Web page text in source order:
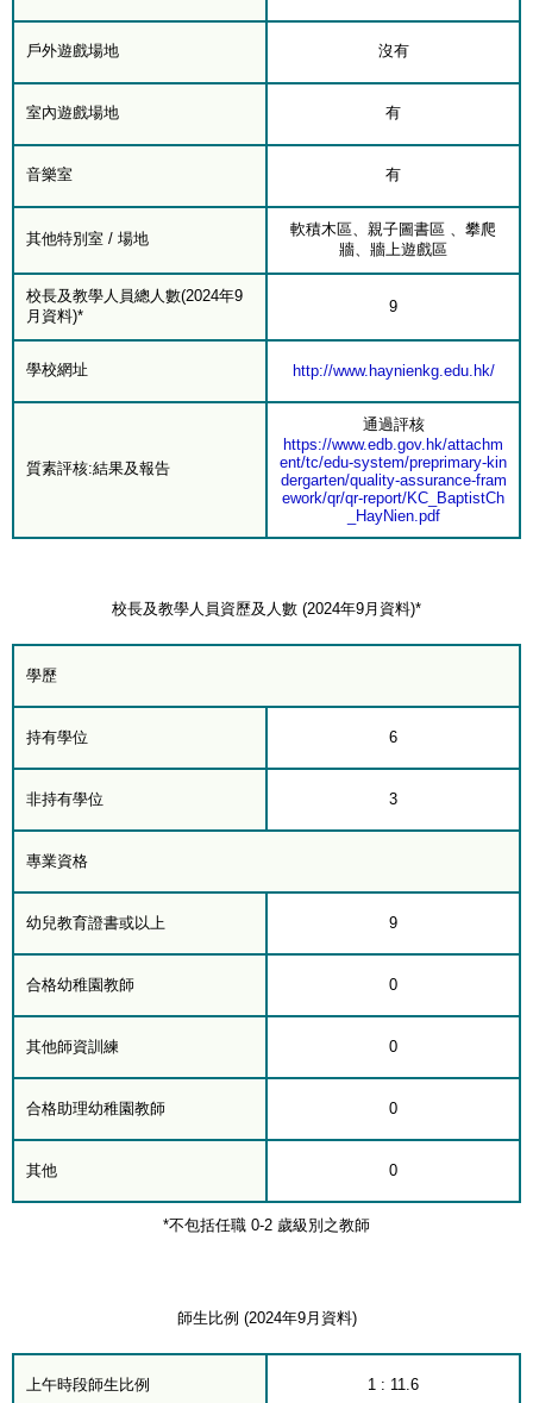
戶外遊戲場地 沒有
室內遊戲場地 有
音樂室 有
其他特別室 / 場地
軟積木區、親子圖書區 、攀爬
牆、牆上遊戲區
校長及教學人員總人數(2024年9
月資料)*
9
學校網址 http://www.haynienkg.edu.hk/
質素評核:結果及報告
通過評核
https://www.edb.gov.hk/attachm
ent/tc/edu-system/preprimary-kin
dergarten/quality-assurance-fram
ework/qr/qr-report/KC_BaptistCh
_HayNien.pdf
校長及教學人員資歷及人數 (2024年9月資料)*
學歷
持有學位 6
非持有學位 3
專業資格
幼兒教育證書或以上 9
合格幼稚園教師 0
其他師資訓練 0
合格助理幼稚園教師 0
其他 0
*不包括任職 0-2 歲級別之教師
師生比例 (2024年9月資料)
上午時段師生比例 1 : 11.6